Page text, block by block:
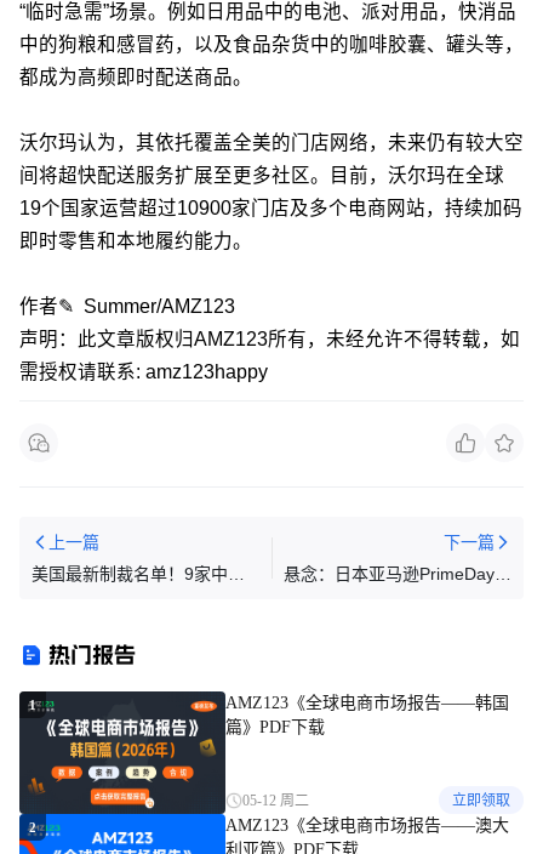
“临时急需”场景。例如日用品中的电池、派对用品，快消品
中的狗粮和感冒药，以及食品杂货中的咖啡胶囊、罐头等，
都成为高频即时配送商品。
沃尔玛认为，其依托覆盖全美的门店网络，未来仍有较大空
间将超快配送服务扩展至更多社区。目前，沃尔玛在全球
19个国家运营超过10900家门店及多个电商网站，持续加码
即时零售和本地履约能力。
作者✎ Summer/AMZ123
声明：此文章版权归AMZ123所有，未经允许不得转载，如
需授权请联系: amz123happy
上一篇
美国最新制裁名单！9家中
下一篇
悬念：日本亚马逊PrimeDay定
热门报告
1
AMZ123《全球电商市场报告——韩国
篇》PDF下载
05-12 周二 立即领取
2
AMZ123《全球电商市场报告——澳大
利亚篇》PDF下载